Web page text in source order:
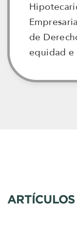
de
equidad e